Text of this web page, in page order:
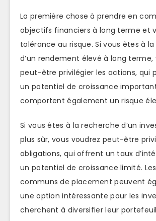
La première chose à prendre en
objectifs financiers à long terme et
tolérance au risque. Si vous êtes à
d’un rendement élevé à long terme,
peut-être privilégier les actions, qui
un potentiel de croissance
comportent également un risque
Si vous êtes à la recherche d’un
plus sûr, vous voudrez peut-être
obligations, qui offrent un taux
un potentiel de croissance limité.
communs de placement peuvent
une option intéressante pour les
cherchent à diversifier leur